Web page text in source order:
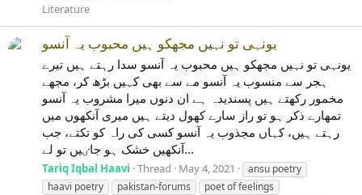
Literature
یونہی تو نہیں مجھکو ہیں محبوب یہ آنسو
یونہی تو نہیں مجھکو ہیں محبوب یہ آنسو سدا رہتے ہیں تیرے
ہجر سے منسوب یہ آنسو مے سے بھی کہیں بڑھ کر، مجھے
مخمور رکھتے ہیں پسندیدہ ہے ان دنوں میرا مشروب یہ آنسو
تمھارے ذکر ہو تو راز سارے کھول دیتے ہیں میری آنکھوں میں
رہتے ہیں، کہاں مجذوب یہ آنسو کسی کی راہ کو تکتے، جب
آنکھیں خشک ہو جاٸیں تو لے...
Tariq Iqbal Haavi Thread May 4, 2021
ansu poetry
haavi poetry
pakistan-forums
poet of feelings